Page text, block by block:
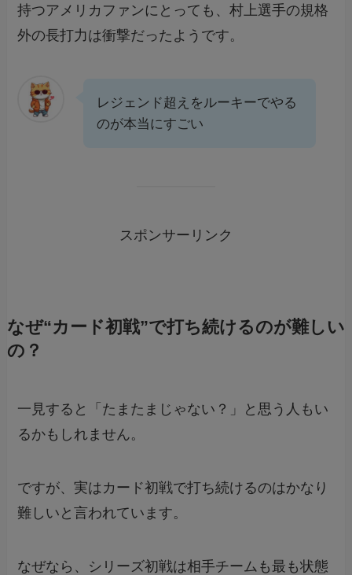
持つアメリカファンにとっても、村上選手の規格
外の長打力は衝撃だったようです。
レジェンド超えをルーキーでやる
のが本当にすごい
スポンサーリンク
なぜ“カード初戦”で打ち続けるのが難しい
の？
一見すると「たまたまじゃない？」と思う人もい
るかもしれません。
ですが、実はカード初戦で打ち続けるのはかなり
難しいと言われています。
なぜなら、シリーズ初戦は相手チームも最も状態